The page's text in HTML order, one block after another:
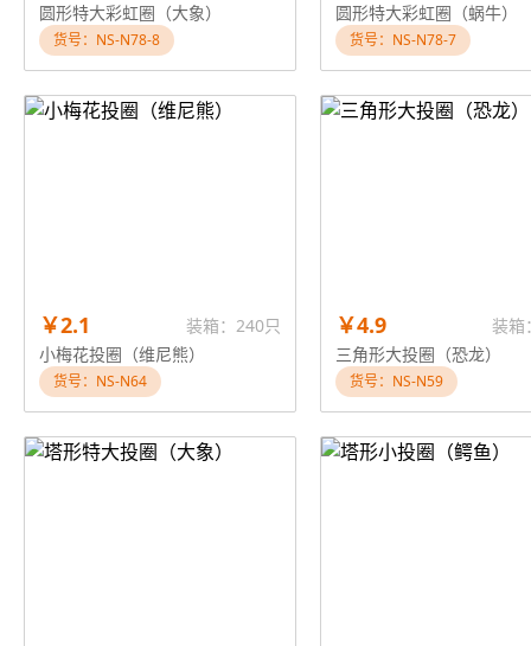
圆形特大彩虹圈（大象）
货号：NS-N78-8
圆形特大彩虹圈（蜗牛）
货号：NS-N78-7
￥2.1
装箱：240只
小梅花投圈（维尼熊）
货号：NS-N64
￥4.9
装箱
三角形大投圈（恐龙）
货号：NS-N59